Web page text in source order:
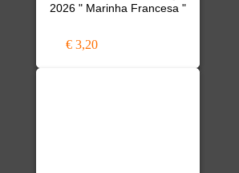
2026 " Marinha Francesa "
€ 3,20